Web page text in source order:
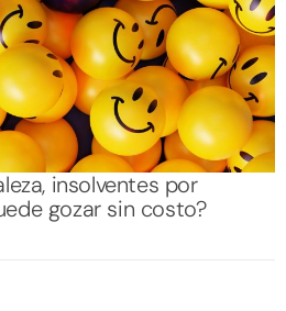
insolventes por
gozar sin costo?